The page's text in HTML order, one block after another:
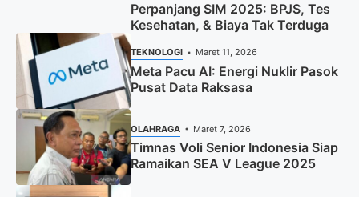
Perpanjang SIM 2025: BPJS, Tes
Kesehatan, & Biaya Tak Terduga
TEKNOLOGI Maret 11, 2026
Meta Pacu AI: Energi Nuklir Pasok
Pusat Data Raksasa
OLAHRAGA Maret 7, 2026
Timnas Voli Senior Indonesia Siap
Ramaikan SEA V League 2025